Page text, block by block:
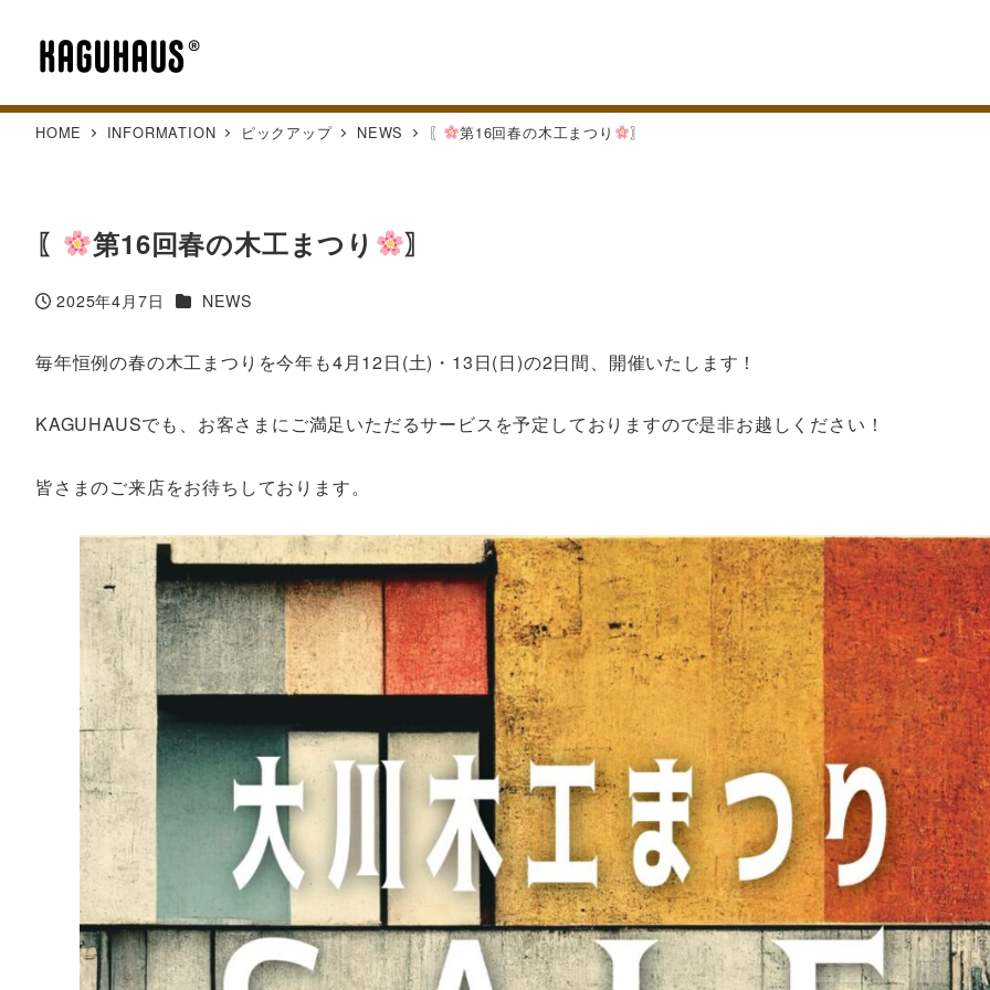
HOME INFORMATION ピックアップ NEWS 〖 第16回春の木工まつり 〗
〖 第16回春の木工まつり 〗
投稿日
2025年4月7日 カテゴリー
NEWS
毎年恒例の春の木工まつりを今年も4月12日(土)・13日(日)の2日間、開催いたします！
KAGUHAUSでも、お客さまにご満足いただるサービスを予定しておりますので是非お越しください！
皆さまのご来店をお待ちしております。